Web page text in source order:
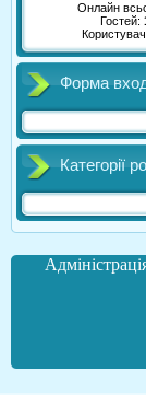
Онлайн
Гостей:
Форма
Категорії